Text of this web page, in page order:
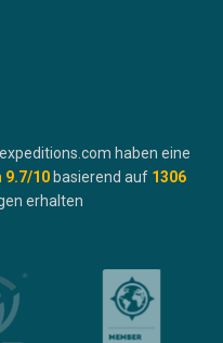
haben eine
9.7/10 basierend auf 1306
erhalten